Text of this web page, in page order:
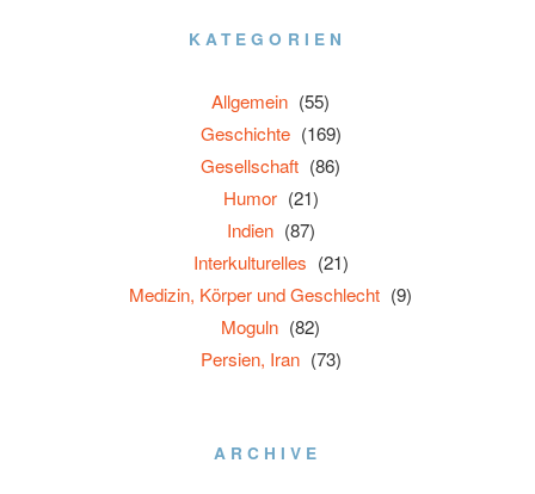
KATEGORIEN
Allgemein (55)
Geschichte (169)
Gesellschaft (86)
Humor (21)
Indien (87)
Interkulturelles (21)
Medizin, Körper und Geschlecht (9)
Moguln (82)
Persien, Iran (73)
ARCHIVE